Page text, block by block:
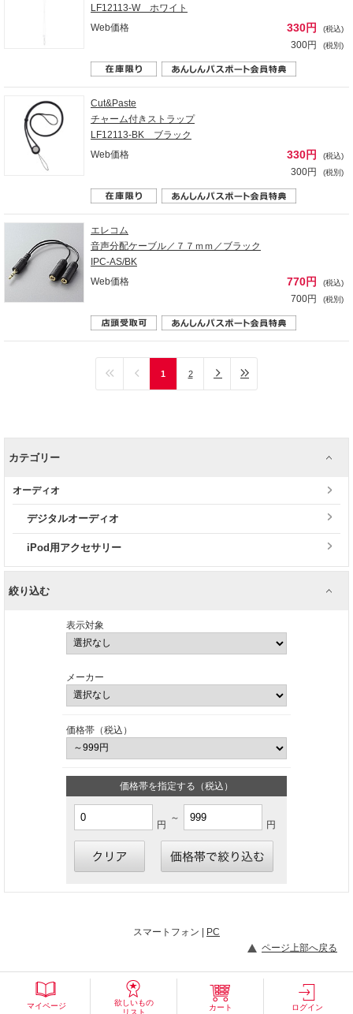
LF12113-W ホワイト
Web価格
330円 (税込)
300円 (税別)
Cut&Paste
チャーム付きストラップ
LF12113-BK ブラック
Web価格
330円 (税込)
300円 (税別)
エレコム
音声分配ケーブル／７７ｍｍ／ブラック
IPC-AS/BK
Web価格
770円 (税込)
700円 (税別)
1 2
カテゴリー
オーディオ
デジタルオーディオ
iPod用アクセサリー
絞り込む
表示対象
メーカー
価格帯（税込）
価格帯を指定する（税込）
円
～
円
スマートフォン | PC
ページ上部へ戻る
マイページ
欲しいもの
リスト
カート ログイン